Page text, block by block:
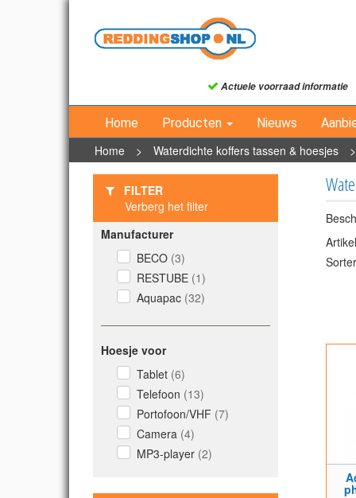
Actuele voorraad informatie
Home Producten Nieuws
Home > Waterdichte koffers tassen & hoesjes >
FILTER
Verberg het filter
Manufacturer
BECO (3)
RESTUBE (1)
Aquapac (32)
Hoesje voor
Tablet (6)
Telefoon (13)
Portofoon/VHF (7)
Camera (4)
MP3-player (2)